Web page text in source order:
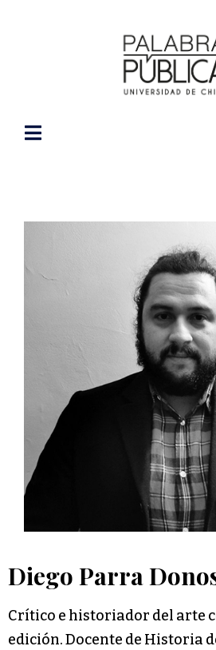
Diego Parra
Crítico e historiador del arte
edición. Docente de Historia